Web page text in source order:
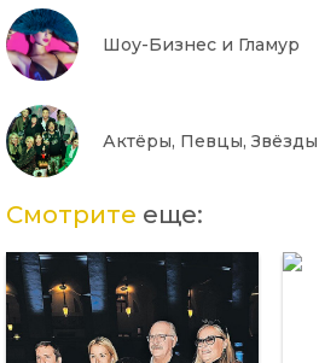
Шоу-Бизнес и Гламур
Актёры, Певцы, Звёзды
Смотрите еще: